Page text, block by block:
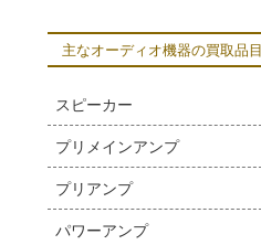
主なオーディオ機器の買取品目
スピーカー
プリメインアンプ
プリアンプ
パワーアンプ